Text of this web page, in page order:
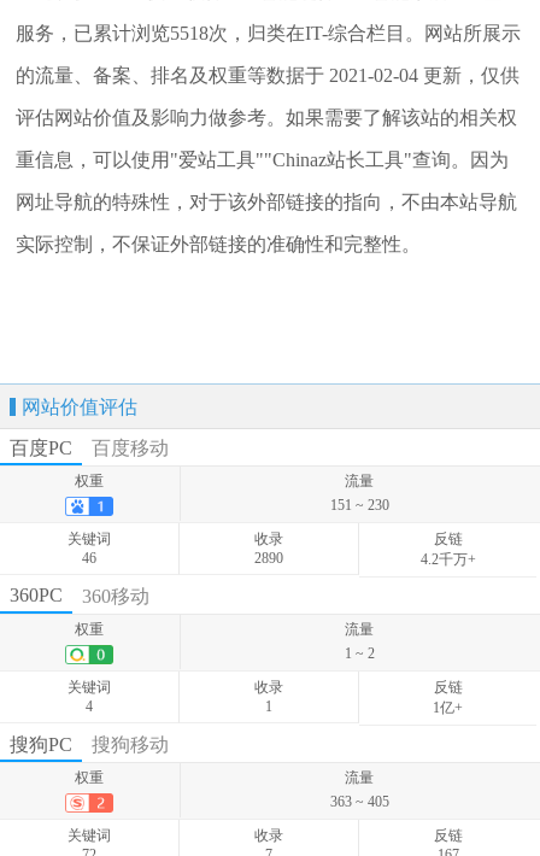
服务，已累计浏览5518次，归类在IT-综合栏目。网站所展示
的流量、备案、排名及权重等数据于 2021-02-04 更新，仅供
评估网站价值及影响力做参考。如果需要了解该站的相关权
重信息，可以使用"爱站工具""Chinaz站长工具"查询。因为
网址导航的特殊性，对于该外部链接的指向，不由本站导航
实际控制，不保证外部链接的准确性和完整性。
网站价值评估
百度PC
百度移动
权重
流量
151 ~ 230
关键词
46
收录
2890
反链
4.2千万+
权重
关键词
35
360PC 360移动
权重
流量
1 ~ 2
关键词
4
收录
1
反链
1亿+
权重
关键词
33
搜狗PC 搜狗移动
权重
流量
363 ~ 405
关键词
收录
反链